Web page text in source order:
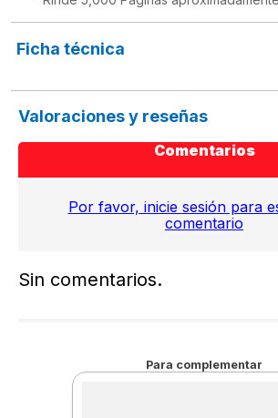
Ficha técnica
Valoraciones y reseñas
Comentarios
Por favor, inicie sesión para
comentario
Sin comentarios.
Para complementar